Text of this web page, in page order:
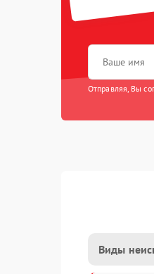
Отправляя, Вы
Виды